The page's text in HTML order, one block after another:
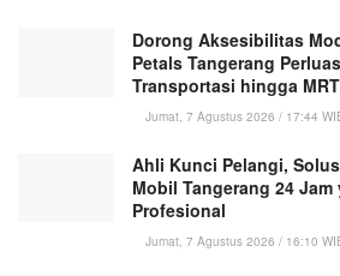
Dorong Aksesibilitas
Petals Tangerang
Transportasi hingga MRT
Jumat, 7 Agustus 2026 / 17:44
Ahli Kunci Pelangi,
Mobil Tangerang 24
Profesional
Jumat, 7 Agustus 2026 / 16:10